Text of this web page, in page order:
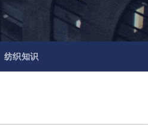
纺织知识